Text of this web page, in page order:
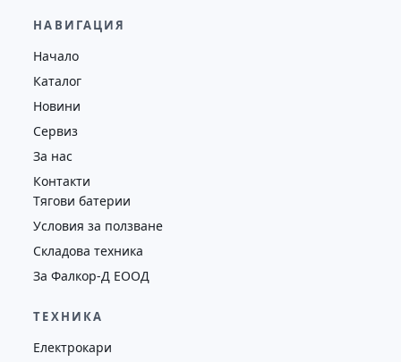
4130
НАВИГАЦИЯ
Начало
Каталог
Новини
Сервиз
За нас
Контакти
Тягови батерии
Условия за ползване
Складова техника
За Фалкор-Д ЕООД
ТЕХНИКА
Електрокари